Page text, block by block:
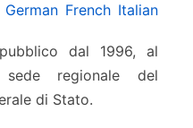
h
German French Italian
dal 1996, al
regionale del
di Stato.